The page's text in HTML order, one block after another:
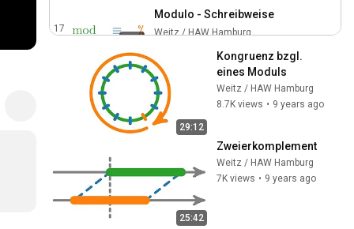
17
Modulo - Schreibweise
Weitz / HAW Hamburg
Modulare Arithmetik
Weitz / HAW Hamburg
Restklassenringe
Weitz / HAW Hamburg
Anwendung - Teilbarkeit
durch neun und drei
(Quersumme)
Weitz / HAW Hamburg
Anwendung der modularen
29:12
Kongruenz bzgl.
eines Moduls
Weitz / HAW Hamburg
8.7K views • 9 years ago
25:42
Zweierkomplement
Weitz / HAW Hamburg
7K views • 9 years ago